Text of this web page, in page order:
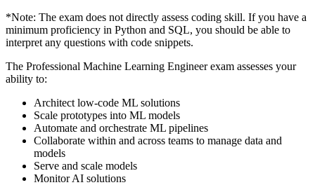
*Note: The exam does not directly assess coding skill. If you have a
minimum proficiency in Python and SQL, you should be able to
interpret any questions with code snippets.
The Professional Machine Learning Engineer exam assesses your
ability to:
Architect low-code ML solutions
Scale prototypes into ML models
Automate and orchestrate ML pipelines
Collaborate within and across teams to manage data and
models
Serve and scale models
Monitor AI solutions